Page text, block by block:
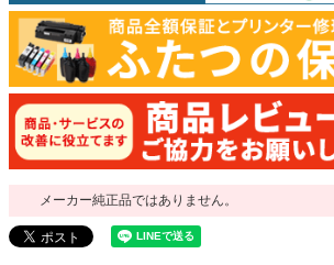
メーカー純正品ではありません。